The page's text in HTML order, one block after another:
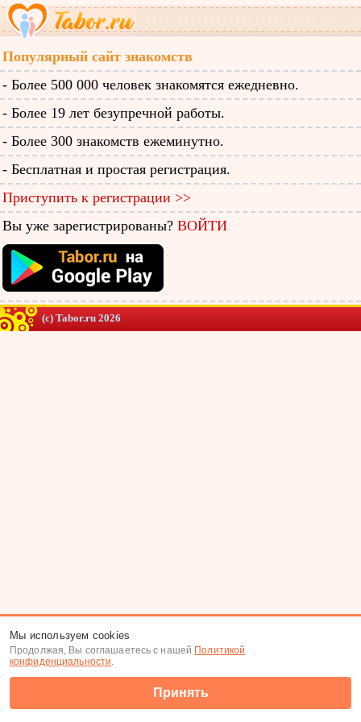
Популярный сайт знакомств
- Более 500 000 человек знакомятся ежедневно.
- Более 19 лет безупречной работы.
- Более 300 знакомств ежеминутно.
- Бесплатная и простая регистрация.
Приступить к регистрации >>
Вы уже зарегистрированы? ВОЙТИ
(c) Tabor.ru 2026
Мы используем cookies
Продолжая, Вы соглашаетесь с нашей Политикой
конфиденциальности.
Принять